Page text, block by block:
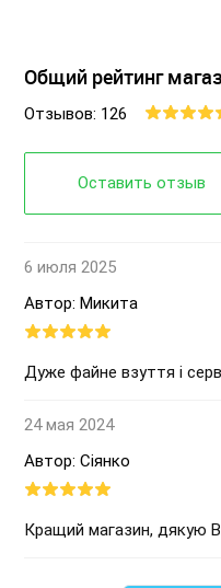
Общий рейтинг
Отзывов: 126
Оставить отзыв
6 июля 2025
Автор: Микита
Дуже файне взуття і
24 мая 2024
Автор: Сіянко
Кращий магазин, дякую